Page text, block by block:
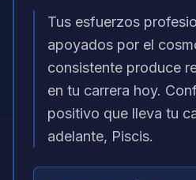
Tus esfuerzos
apoyados por el
consistente produce
en tu carrera hoy.
positivo que lleva tu
adelante, Piscis.